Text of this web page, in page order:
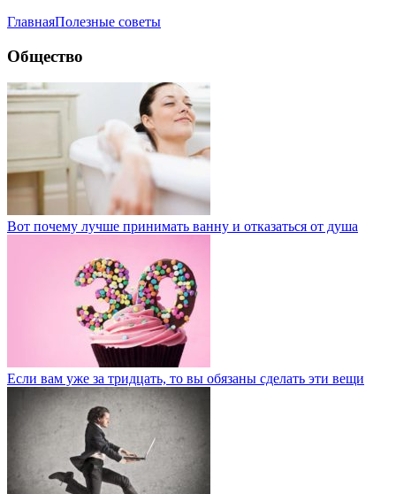
ГлавнаяПолезные советы
Общество
Вот почему лучше принимать ванну и отказаться от душа
Если вам уже за тридцать, то вы обязаны сделать эти вещи